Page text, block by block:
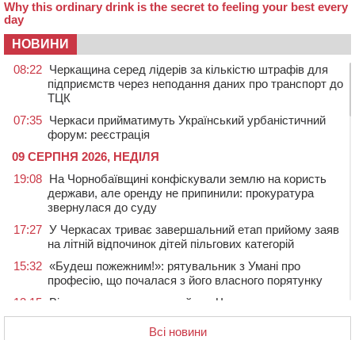
НОВИНИ
08:22 Черкащина серед лідерів за кількістю штрафів для
підприємств через неподання даних про транспорт до
ТЦК
07:35 Черкаси прийматимуть Український урбаністичний
форум: реєстрація
09 СЕРПНЯ 2026, НЕДІЛЯ
19:08 На Чорнобаївщині конфіскували землю на користь
держави, але оренду не припинили: прокуратура
звернулася до суду
17:27 У Черкасах триває завершальний етап прийому заяв
на літній відпочинок дітей пільгових категорій
15:32 «Будеш пожежним!»: рятувальник з Умані про
професію, що почалася з його власного порятунку
13:15
Від початку року на водоймах Черкащини загинули
37 людей, серед них 2 дітей
Всі новини